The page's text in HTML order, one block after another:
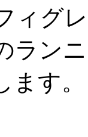
ィグ
ラン
ます。